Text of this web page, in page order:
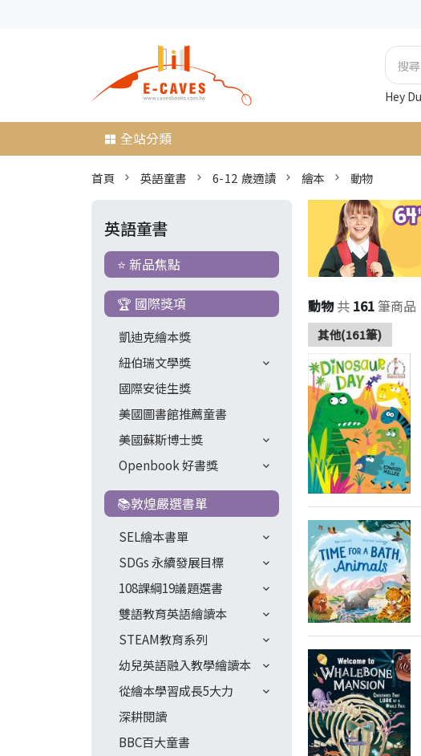
Hey
全站分類
首頁 英語童書 6-12 歲適讀 繪本 動物
英語童書
⭐ 新品焦點
🏆 國際獎項
凱迪克繪本獎
紐伯瑞文學獎
國際安徒生獎
美國圖書館推薦童書
美國蘇斯博士獎
Openbook 好書獎
📚敦煌嚴選書單
SEL繪本書單
SDGs 永續發展目標
108課綱19議題選書
雙語教育英語繪讀本
STEAM教育系列
幼兒英語融入教學繪讀本
從繪本學習成長5大力
深耕閱讀
BBC百大童書
動物 共 161筆商品
其他(161筆)